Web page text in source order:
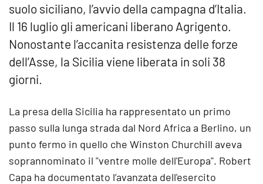
suolo siciliano, l’avvio della campagna d’Italia.
Il 16 luglio gli americani liberano Agrigento.
Nonostante l’accanita resistenza delle forze
dell’Asse, la Sicilia viene liberata in soli 38
giorni.
La presa della Sicilia ha rappresentato un primo
passo sulla lunga strada dal Nord Africa a Berlino, un
punto fermo in quello che Winston Churchill aveva
soprannominato il "ventre molle dell'Europa". Robert
Capa ha documentato l’avanzata dell'esercito